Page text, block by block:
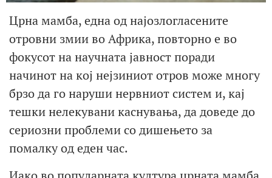
Црна мамба, една од најозлогласените
отровни змии во Африка, повторно е во
фокусот на научната јавност поради
начинот на кој нејзиниот отров може многу
брзо да го наруши нервниот систем и, кај
тешки нелекувани каснувања, да доведе до
сериозни проблеми со дишењето за
помалку од еден час.